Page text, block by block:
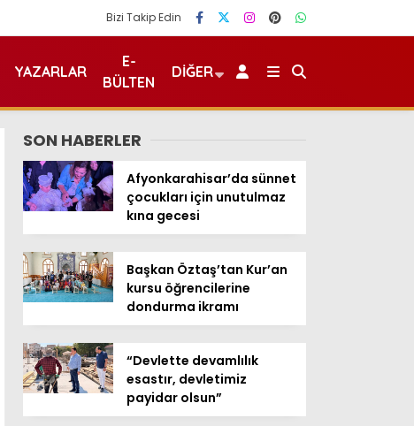
Bizi Takip Edin
YAZARLAR
E-
BÜLTEN
DIĞER
SON HABERLER
Afyonkarahisar’da sünnet
çocukları için unutulmaz
kına gecesi
Başkan Öztaş’tan Kur’an
kursu öğrencilerine
dondurma ikramı
“Devlette devamlılık
esastır, devletimiz
payidar olsun”